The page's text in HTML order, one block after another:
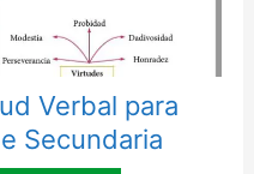
Verbal para
Secundaria